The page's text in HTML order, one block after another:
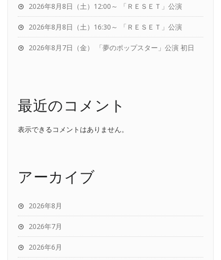
2026年8月8日（土）12:00～ 「ＲＥＳＥＴ」公演
2026年8月8日（土）16:30～ 「ＲＥＳＥＴ」公演
2026年8月7日（金） 「夢のポップスター」公演 初日
最近のコメント
表示できるコメントはありません。
アーカイブ
2026年8月
2026年7月
2026年6月